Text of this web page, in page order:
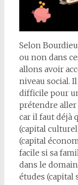
Selon
ou non dans
allons avoir
niveau social.
difficile pour
prétendre aller
car il faut déjà
(capital
(capital
facile si sa
dans le
études (capital